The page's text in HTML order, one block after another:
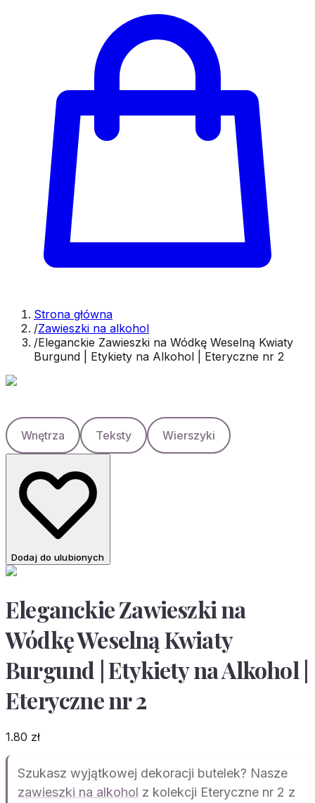
Strona główna
/Zawieszki na alkohol
/Eleganckie Zawieszki na Wódkę Weselną Kwiaty
Burgund | Etykiety na Alkohol | Eteryczne nr 2
Wnętrza Teksty Wierszyki
Dodaj do ulubionych
Eleganckie Zawieszki na
Wódkę Weselną Kwiaty
Burgund | Etykiety na Alkohol |
Eteryczne nr 2
1.80 zł
Szukasz wyjątkowej dekoracji butelek? Nasze
zawieszki na alkohol z kolekcji Eteryczne nr 2 z